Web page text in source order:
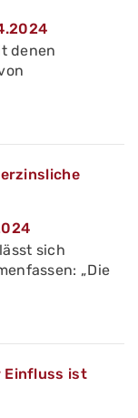
denen
sich
„Die
Einfluss ist